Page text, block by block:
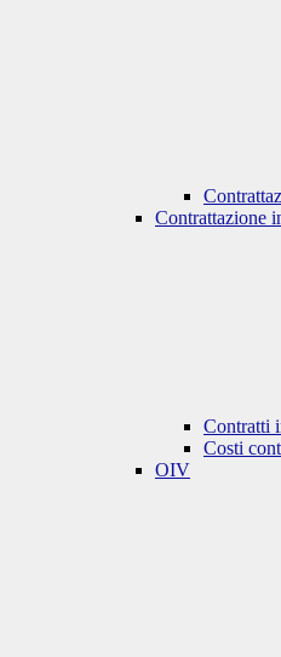
Contrattazione
Contratti
Costi
OIV